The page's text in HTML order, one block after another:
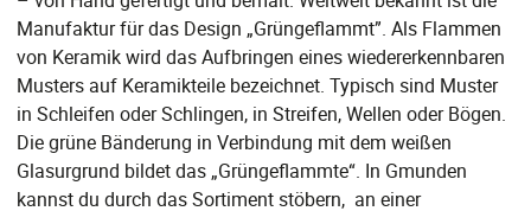
Manufaktur für das Design „Grüngeflammt”. Als Flammen
von Keramik wird das Aufbringen eines wiedererkennbaren
Musters auf Keramikteile bezeichnet. Typisch sind Muster
in Schleifen oder Schlingen, in Streifen, Wellen oder Bögen.
Die grüne Bänderung in Verbindung mit dem weißen
Glasurgrund bildet das „Grüngeflammte“. In Gmunden
kannst du durch das Sortiment stöbern, an einer